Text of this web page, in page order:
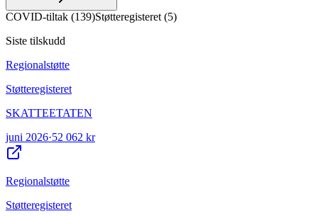
COVID-tiltak (139)Støtteregisteret (5)
Siste tilskudd
Regionalstøtte
Støtteregisteret
SKATTEETATEN
juni 2026·52 062 kr
Regionalstøtte
Støtteregisteret